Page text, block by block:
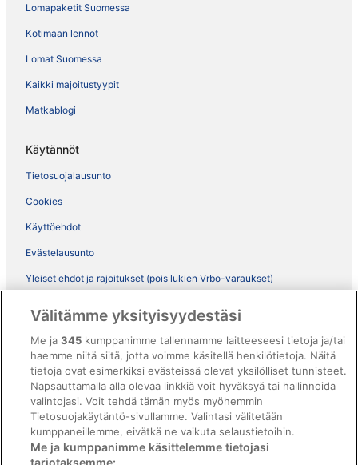
Lomapaketit Suomessa
Kotimaan lennot
Lomat Suomessa
Kaikki majoitustyypit
Matkablogi
Käytännöt
Tietosuojalausunto
Cookies
Käyttöehdot
Evästelausunto
Yleiset ehdot ja rajoitukset (pois lukien Vrbo-varaukset)
ebookers BONUS+ -ohjelman ehdot
Oikeudelliset tiedot / ota meihin yhteyttä
Sisältövaatimukset ja ilmoituksen tekeminen sisällöstä
Tuki
Välitämme yksityisyydestäsi
Me ja345 kumppanimme tallennamme laitteeseesi tietoja ja/tai
haemme niitä siitä, jotta voimme käsitellä henkilötietoja. Näitä
tietoja ovat esimerkiksi evästeissä olevat yksilölliset tunnisteet.
Napsauttamalla alla olevaa linkkiä voit hyväksyä tai hallinnoida
valintojasi. Voit tehdä tämän myös myöhemmin
Tietosuojakäytäntö-sivullamme. Valintasi välitetään
kumppaneillemme, eivätkä ne vaikuta selaustietoihin.
Me ja kumppanimme käsittelemme tietojasi
tarjotaksemme: